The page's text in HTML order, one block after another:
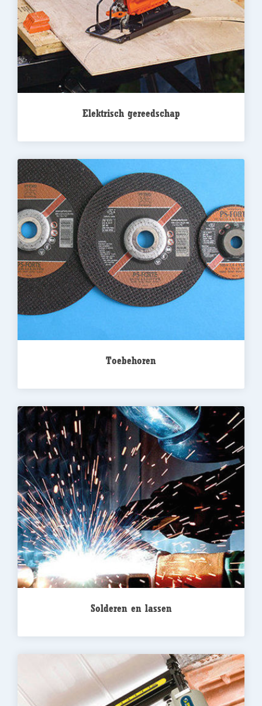
Elektrisch gereedschap
Toebehoren
Solderen en lassen